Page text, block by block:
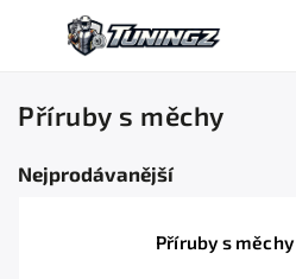
Příruby s měchy
Nejprodávanější
Příruby s